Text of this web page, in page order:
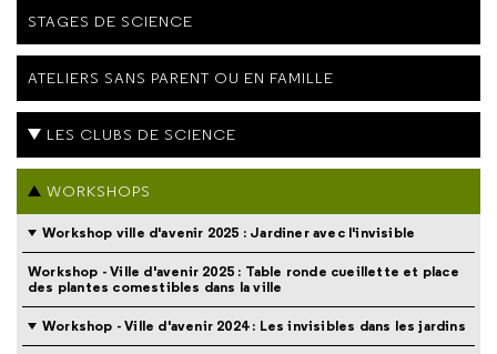
STAGES DE SCIENCE
ATELIERS SANS PARENT OU EN FAMILLE
LES CLUBS DE SCIENCE
WORKSHOPS
Workshop ville d'avenir 2025 : Jardiner avec l'invisible
Workshop - Ville d'avenir 2025 : Table ronde cueillette et place
des plantes comestibles dans la ville
Workshop - Ville d'avenir 2024 : Les invisibles dans les jardins